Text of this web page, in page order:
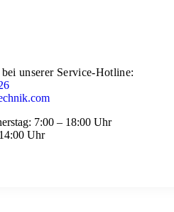
unserer Service-Hotline:
7:00 – 18:00 Uhr
Uhr